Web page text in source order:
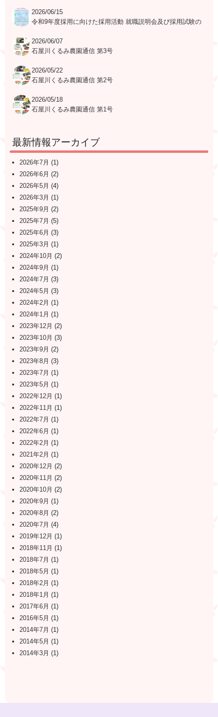
2026/06/15
令和9年度採用に向けた採用活動 就職説明会及び採用試験の
2026/06/07
石屋川くるみ農園通信 第3号
2026/05/22
石屋川くるみ農園通信 第2号
2026/05/18
石屋川くるみ農園通信 第1号
最新情報アーカイブ
2026年7月 (1)
2026年6月 (2)
2026年5月 (4)
2026年3月 (1)
2025年9月 (2)
2025年7月 (5)
2025年6月 (3)
2025年3月 (1)
2024年10月 (2)
2024年9月 (1)
2024年7月 (3)
2024年5月 (3)
2024年2月 (1)
2024年1月 (1)
2023年12月 (2)
2023年10月 (3)
2023年9月 (2)
2023年8月 (3)
2023年7月 (1)
2023年5月 (1)
2022年12月 (1)
2022年11月 (1)
2022年7月 (1)
2022年6月 (1)
2022年2月 (1)
2021年2月 (1)
2020年12月 (2)
2020年11月 (2)
2020年10月 (2)
2020年9月 (1)
2020年8月 (2)
2020年7月 (4)
2019年12月 (1)
2018年11月 (1)
2018年7月 (1)
2018年5月 (1)
2018年2月 (1)
2018年1月 (1)
2017年6月 (1)
2016年5月 (1)
2014年7月 (1)
2014年5月 (1)
2014年3月 (1)